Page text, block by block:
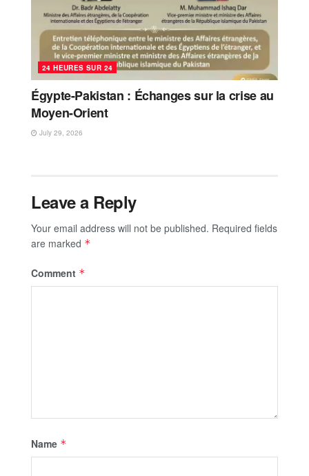
24 HEURES SUR 24
Égypte-Pakistan : Échanges sur la crise au
Moyen-Orient
July 29, 2026
Leave a Reply
Your email address will not be published. Required fields
are marked *
Comment *
Name *